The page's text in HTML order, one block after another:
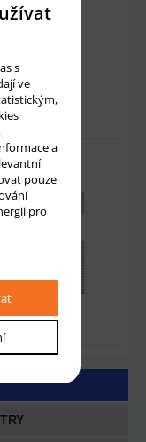
s
ve
a
pouze
pro